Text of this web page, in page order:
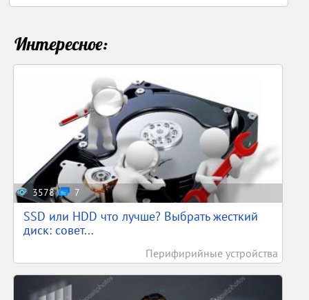
Интересное:
3578 7
SSD или HDD что лучше? Выбрать жесткий
диск: совет...
Перифирийные устройства